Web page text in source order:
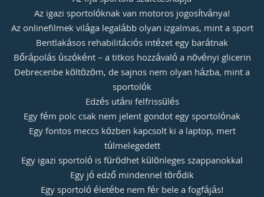
Az igazi sportolóknak van motoros jogosítványa!
Az onlinefilmek világa legalább olyan izgalmas, mint a sport
Bentlakásos rehabilitációs intézet egy barátnak
Bőrápolás úszóként – a titkos hozzávaló a növényi glicerin
Debrecenbe költözöm, de sajnos nem olyan házba, mint a
sportolók
Edzés utáni felfrissülés
Egy fém polc csak nem jelent gondot egy sportolónak
Egy fontos meccs közben kapcsolt ki a laptop, mert
túlmelegedett
Egy igazi sportoló is fürödhet különleges szappanokkal
Egy jó edző mindennel törődik
Egy sportoló életébe nem fér bele a fogfájás!